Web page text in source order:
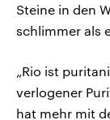
Steine in den
schlimmer als
„Rio ist
verlogener
hat mehr mit